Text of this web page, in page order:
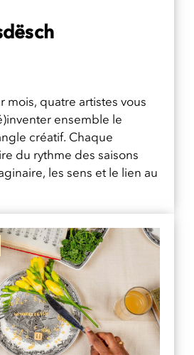
mois, quatre artistes vous
ensemble le
créatif. Chaque
du rythme des saisons
les sens et le lien au